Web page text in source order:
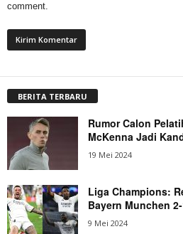
comment.
BERITA TERBARU
Rumor Calon
McKenna Jadi
19 Mei 2024
Liga Champions:
Bayern Munchen
9 Mei 2024